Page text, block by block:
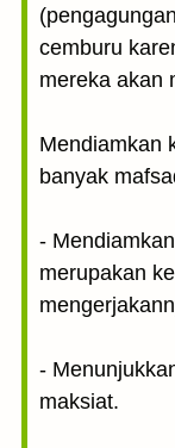
cemburu
mereka akan
Mendiamkan
banyak
-
merupakan
-
maksiat.